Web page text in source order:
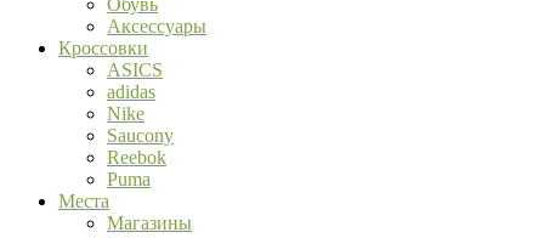
Обувь
Аксессуары
Кроссовки
ASICS
adidas
Nike
Saucony
Reebok
Puma
Места
Магазины